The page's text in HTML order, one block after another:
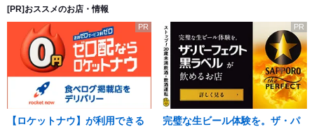
[PR]おススメのお店・情報
PR
【ロケットナウ】が利用できる
PR
完璧な生ビール体験を。ザ・パ